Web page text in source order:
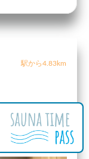
駅から4.83km